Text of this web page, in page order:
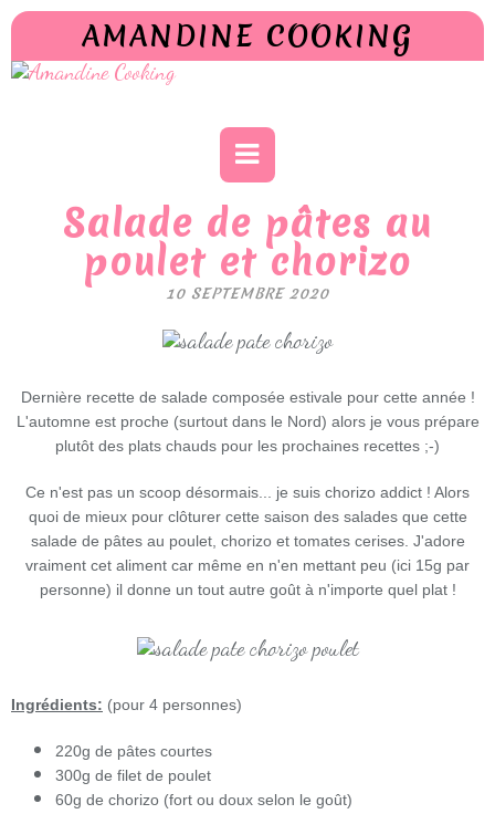
AMANDINE COOKING
Salade de pâtes au
poulet et chorizo
10 SEPTEMBRE 2020
Dernière recette de salade composée estivale pour cette année !
L'automne est proche (surtout dans le Nord) alors je vous prépare
plutôt des plats chauds pour les prochaines recettes ;-)
Ce n'est pas un scoop désormais... je suis chorizo addict ! Alors
quoi de mieux pour clôturer cette saison des salades que cette
salade de pâtes au poulet, chorizo et tomates cerises. J'adore
vraiment cet aliment car même en n'en mettant peu (ici 15g par
personne) il donne un tout autre goût à n'importe quel plat !
Ingrédients: (pour 4 personnes)
220g de pâtes courtes
300g de filet de poulet
60g de chorizo (fort ou doux selon le goût)